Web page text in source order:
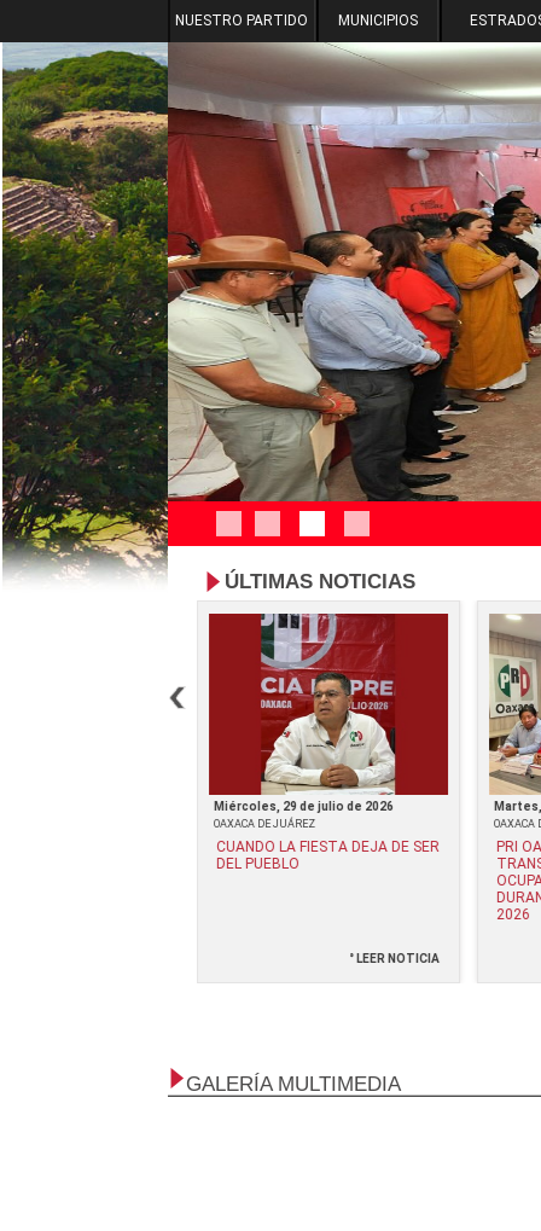
NUESTRO PARTIDO MUNICIPIOS
ÚLTIMAS NOTICIAS
Miércoles, 29 de julio de 2026
OAXACA DE JUÁREZ
CUANDO LA FIESTA DEJA DE SER
DEL PUEBLO
° LEER NOTICIA
OAXACA
PRI
2026
GALERÍA MULTIMEDIA